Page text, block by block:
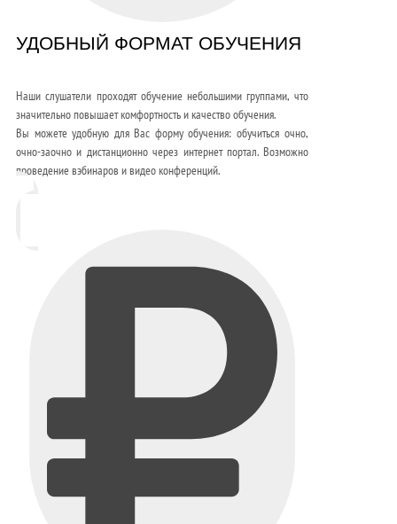
УДОБНЫЙ ФОРМАТ ОБУЧЕНИЯ
Наши слушатели проходят обучение небольшими группами, что
значительно повышает комфортность и качество обучения.
Вы можете удобную для Вас форму обучения: обучиться очно,
очно-заочно и дистанционно через интернет портал. Возможно
проведение вэбинаров и видео конференций.